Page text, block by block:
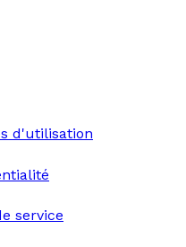
d'utilisation
service